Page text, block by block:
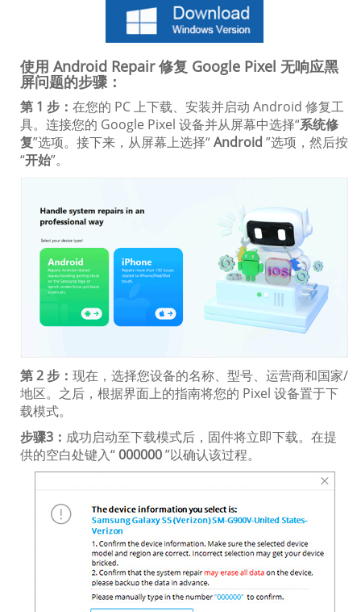
使用 Android Repair 修复 Google Pixel 无响应黑
屏问题的步骤：
第 1 步： 在您的 PC 上下载、安装并启动 Android 修复工
具。连接您的 Google Pixel 设备并从屏幕中选择“系统修
复”选项。接下来，从屏幕上选择“Android ”选项，然后按
“开始”。
第 2 步： 现在，选择您设备的名称、型号、运营商和国家/
地区。之后，根据界面上的指南将您的 Pixel 设备置于下
载模式。
步骤3： 成功启动至下载模式后，固件将立即下载。在提
供的空白处键入“000000”以确认该过程。